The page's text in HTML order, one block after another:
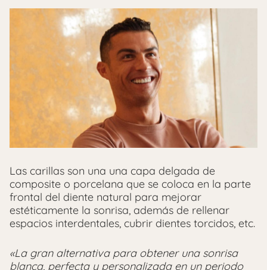
Las carillas son una una capa delgada de
composite o porcelana que se coloca en la parte
frontal del diente natural para mejorar
estéticamente la sonrisa, además de rellenar
espacios interdentales, cubrir dientes torcidos, etc.
«La gran alternativa para obtener una sonrisa
blanca, perfecta y personalizada en un periodo